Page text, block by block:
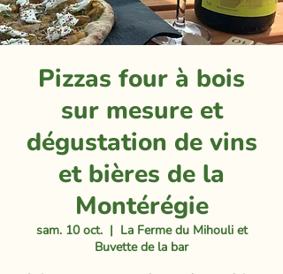
Pizzas four à bois
sur mesure et
dégustation de vins
et bières de la
Montérégie
sam. 10 oct.
  |
La Ferme du Mihouli et
Buvette de la bar